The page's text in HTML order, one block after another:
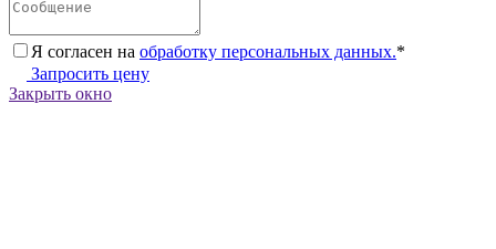
Я согласен на обработку персональных данных.*
Запросить цену
Закрыть окно